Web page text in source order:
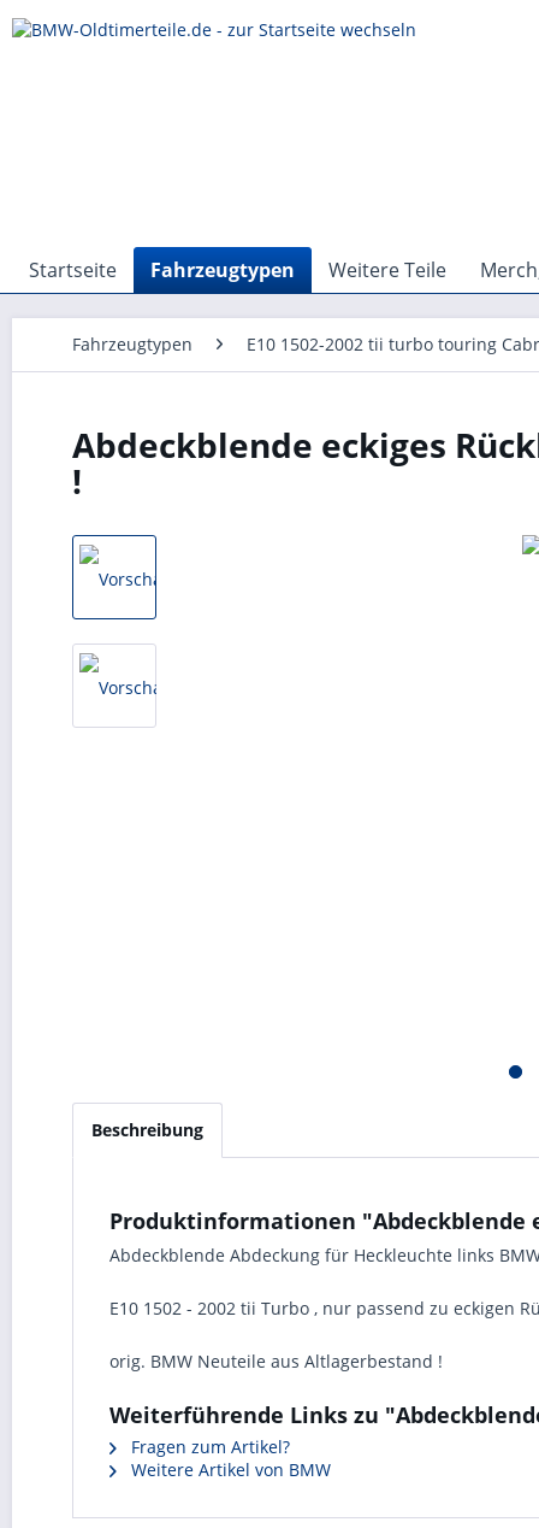
Startseite Fahrzeugtypen Weitere Teile
Fahrzeugtypen E10 1502-2002 tii turbo touring
Abdeckblende eckiges
!
Beschreibung
Produktinformationen "Abdeckblende
Abdeckblende Abdeckung für Heckleuchte links
E10 1502 - 2002 tii Turbo , nur passend zu eckigen
orig. BMW Neuteile aus Altlagerbestand !
Weiterführende Links zu
Fragen zum Artikel?
Weitere Artikel von BMW